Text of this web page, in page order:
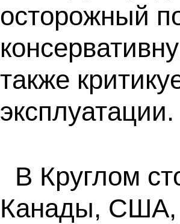
осторожный
также
эксплуатации.
В Круглом
Канады, США,